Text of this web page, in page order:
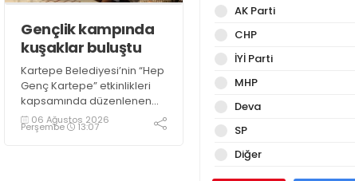
Gençlik kampında
kuşaklar buluştu
Kartepe Belediyesi’nin “Hep
Genç Kartepe” etkinlikleri
kapsamında düzenlenen
Gençlik ve Gelişim Kampı’na
katılan gençler, Kocaeli
06 Ağustos 2026
Perşembe 13:07
AK Parti
CHP
İYİ Parti
MHP
Deva
SP
Diğer